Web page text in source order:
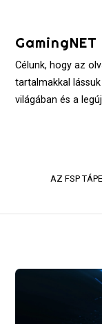
contentGamingNET
Célunk, hogy az
tartalmakkal
világában és a
AZ FSP